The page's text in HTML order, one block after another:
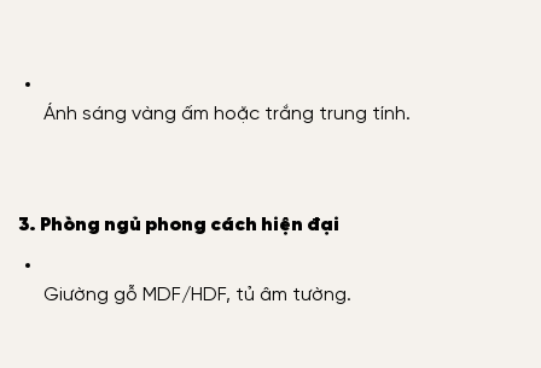
Ánh sáng vàng ấm hoặc trắng trung tính.
3. Phòng ngủ phong cách hiện đại
Giường gỗ MDF/HDF, tủ âm tường.